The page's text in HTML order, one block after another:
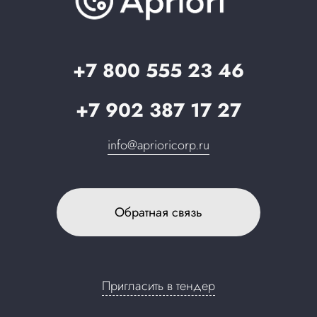
+7 800 555 23 46
+7 902 387 17 27
info@aprioricorp.ru
Обратная связь
Пригласить в тендер
Вопрос-ответ
Запрос в поддержку